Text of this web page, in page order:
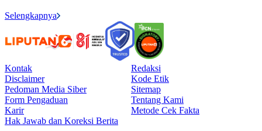
Selengkapnya
Kontak
Redaksi
Disclaimer
Kode Etik
Pedoman Media Siber
Sitemap
Form Pengaduan
Tentang Kami
Karir
Metode Cek Fakta
Hak Jawab dan Koreksi Berita